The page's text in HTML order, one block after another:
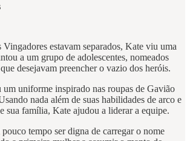
Vingadores estavam separados, Kate viu uma
a um grupo de adolescentes, nomeados
desejavam preencher o vazio dos heróis.
um uniforme inspirado nas roupas de Gavião
nada além de suas habilidades de arco e
sua família, Kate ajudou a liderar a equipe.
tempo ser digna de carregar o nome